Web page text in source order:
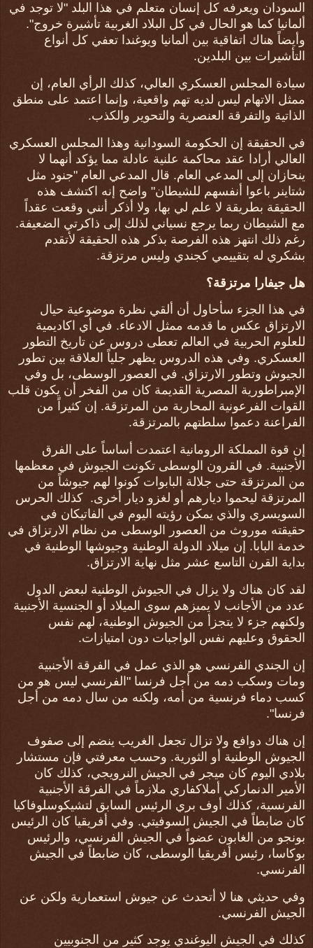
السودان ويعرفه كل إنسان متعلم في هذا البلد "لا توجد في
ألمانيا كما هو الحال في كل البلاد الغربية تأشيرة خروج".
وأيضاً هناك اتفاقية بين ألمانيا ويوغندا تعفي كل أنواع
التأشيرات بين البلدين.
سيادة المجلس العسكري العالي، كذلك الرأي العام، إن
ممثل الاتهام ليس لديه تهم واقعية، وإنما اعتمد على منطق
الذاتية والتفرقة العنصرية والتحوير والكذب.
في الحقيقة إن الحكومة السودانية وهذا المجلس العسكري
العالي أرادا عقد محاكمة علنية عادلة مما يؤكد أنهما لا
ينحازان إلى المدعي العام. قال المدعي العام "جنود مثل
شتاينر باعوا أنفسهم للشيطان" واضح إنه اكتشف هذه
الحقيقة بطريقة لا علم لي بها، ولا أذكر أنني وقعت عقداً
مع الشيطان ربما يرجع نسياني لذلك إلى ذاكرتي الضعيفة.
رغم ذلك انتهز هذه الفرصة بذكر هذه الحقيقة لأتقدم
بشكري له بتقييمي كجندي وليس مرتزقة.
هل جيفارا مرتزقة؟
في هذا الجزء سأحاول أن ألقي نظرة موضوعية حيال
الارتزاق عكس ما قدمه ممثل الادعاء. في أي اكاديمية
للعلوم الحربية في العالم تعطى دروس عن تاريخ التطور
العسكري. وفي هذه الدروس يظهر جلياً العلاقة بين تطور
الجيوش وتطور الارتزاق. في العصور الوسطى، بل وفي
الإمبراطورية المصرية القديمة كان من الفخر أن يكون قلب
القوات الفرعونية المحاربة من المرتزقة. إن كثيراً من
الفراعنة دعموا سلطتهم بالمرتزقة.
إن قوة المملكة الرومانية اعتمدت أساساً على الفرق
الأجنبية. في القرون الوسطى تكونت الجيوش في معظمها
من المرتزقة حتى جلالة البابوات كونوا لهم جيوشاً من
المرتزقة ليحموا ديارهم أو لغزو ديار أخرى. كذلك الحرس
السويسري والذي يمكن رؤيته اليوم في الفاتيكان في
حقيقته موروث من العصور الوسطى من نظام الارتزاق في
خدمة البابا. إن ميلاد الدولة الوطنية وجيوشها الوطنية في
بداية القرن التاسع عشر مثل نهاية الارتزاق.
لقد كان هناك ولا يزال في الجيوش الوطنية لبعض الدول
عدد من الأجانب لا يميزهم سوى الميلاد أو الجنسية الأجنبية
ولكنهم جزء لا يتجزأ من الجيوش الوطنية، لهم نفس
الحقوق وعليهم نفس الواجبات دون امتيازات.
إن الجندي الفرنسي هو الذي عمل في الفرقة الأجنبية
ومات وسكب دمه من أجل فرنسا "الفرنسي ليس هو من
كسب دماء فرنسية من أمه، ولكنه من سال دمه من أجل
فرنسا".
إن هناك دوافع ولا تزال تجعل الغريب ينضم إلى صفوف
الجيوش الوطنية أو الثورية. وحسب معرفتي فإن مستشار
بلادي اليوم كان ميجر في الجيش النرويجي، كذلك كان
الأمير الدنماركي أملاكفاري ملازماً في الفرقة الأجنبية
الفرنسية، كذلك أوف بري الرئيس السابق لتشيكوسلوفاكيا
كان ضابطاً في الجيش السوفيتي. وفي أفريقيا كان الرئيس
بونجو من الغابون عضواً في الجيش الفرنسي، والرئيس
بوكاسا، رئيس أفريقيا الوسطى، كان ضابطاً في الجيش
الفرنسي.
وفي حديثي هنا لا أتحدث عن جيوش استعمارية ولكن عن
الجيش الفرنسي.
كذلك في الجيش اليوغندي يوجد كثير من الجنوبيين